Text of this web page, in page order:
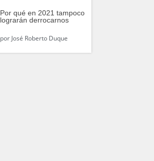
Por qué en 2021 tampoco
lograrán derrocarnos
porJosé Roberto Duque